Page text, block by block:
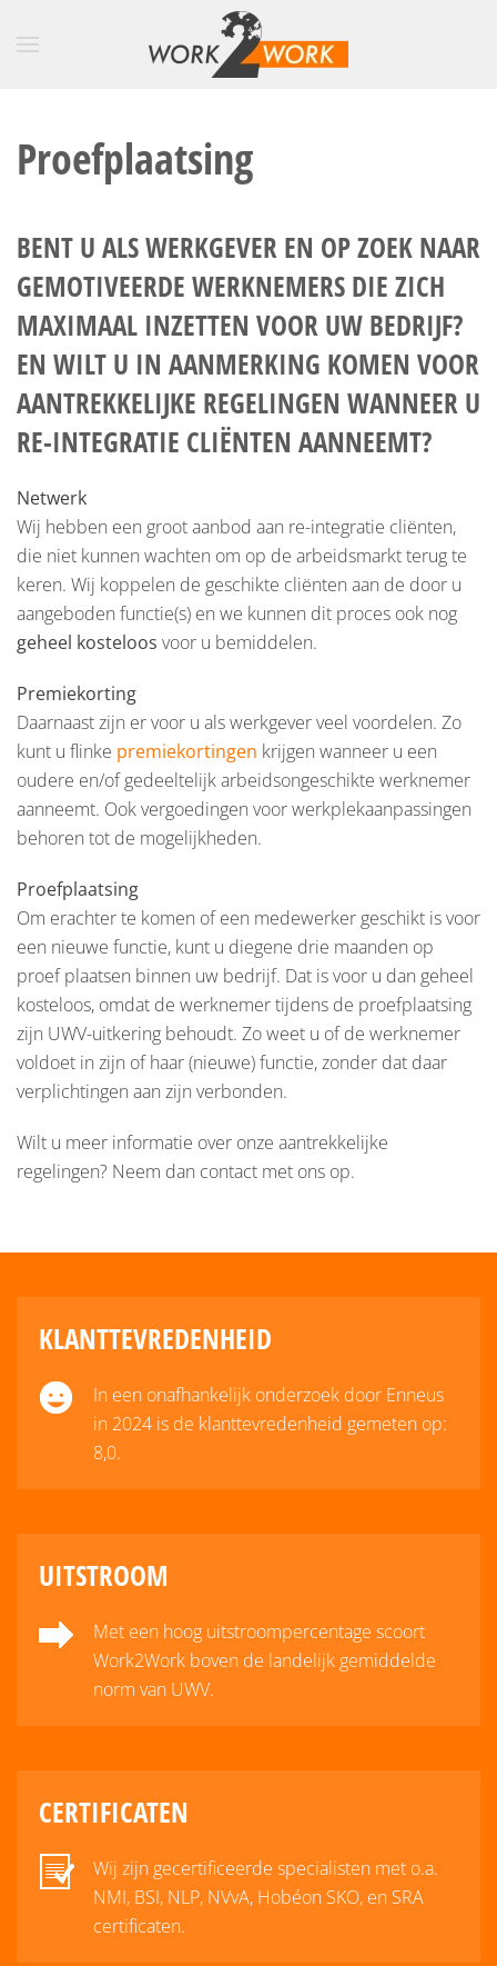
Skip to main content
Proefplaatsing
BENT U ALS WERKGEVER EN OP ZOEK NAAR
GEMOTIVEERDE WERKNEMERS DIE ZICH
MAXIMAAL INZETTEN VOOR UW BEDRIJF?
EN WILT U IN AANMERKING KOMEN VOOR
AANTREKKELIJKE REGELINGEN WANNEER U
RE-INTEGRATIE CLIËNTEN AANNEEMT?
Netwerk
Wij hebben een groot aanbod aan re-integratie cliënten,
die niet kunnen wachten om op de arbeidsmarkt terug te
keren. Wij koppelen de geschikte cliënten aan de door u
aangeboden functie(s) en we kunnen dit proces ook nog
geheel kosteloos voor u bemiddelen.
Premiekorting
Daarnaast zijn er voor u als werkgever veel voordelen. Zo
kunt u flinke premiekortingen krijgen wanneer u een
oudere en/of gedeeltelijk arbeidsongeschikte werknemer
aanneemt. Ook vergoedingen voor werkplekaanpassingen
behoren tot de mogelijkheden.
Proefplaatsing
Om erachter te komen of een medewerker geschikt is voor
een nieuwe functie, kunt u diegene drie maanden op
proef plaatsen binnen uw bedrijf. Dat is voor u dan geheel
kosteloos, omdat de werknemer tijdens de proefplaatsing
zijn UWV-uitkering behoudt. Zo weet u of de werknemer
voldoet in zijn of haar (nieuwe) functie, zonder dat daar
verplichtingen aan zijn verbonden.
Wilt u meer informatie over onze aantrekkelijke
regelingen? Neem dan contact met ons op.
KLANTTEVREDENHEID
In een onafhankelijk onderzoek door Enneus
in 2024 is de klanttevredenheid gemeten op:
8,0.
UITSTROOM
Met een hoog uitstroompercentage scoort
Work2Work boven de landelijk gemiddelde
norm van UWV.
CERTIFICATEN
Wij zijn gecertificeerde specialisten met o.a.
NMI, BSI, NLP, NVvA, Hobéon SKO, en SRA
certificaten.